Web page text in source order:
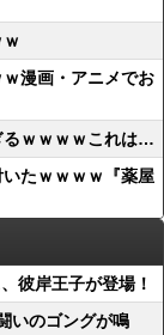
ｗ漫画・アニメでお
るｗｗｗｗこれは…
いたｗｗｗｗ『薬屋
彼岸王子が登場！
いのゴングが鳴